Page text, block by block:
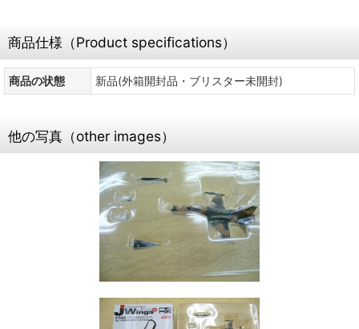
商品仕様（Product specifications）
商品の状態 新品(外箱開封品・ブリスター未開封)
他の写真（other images）